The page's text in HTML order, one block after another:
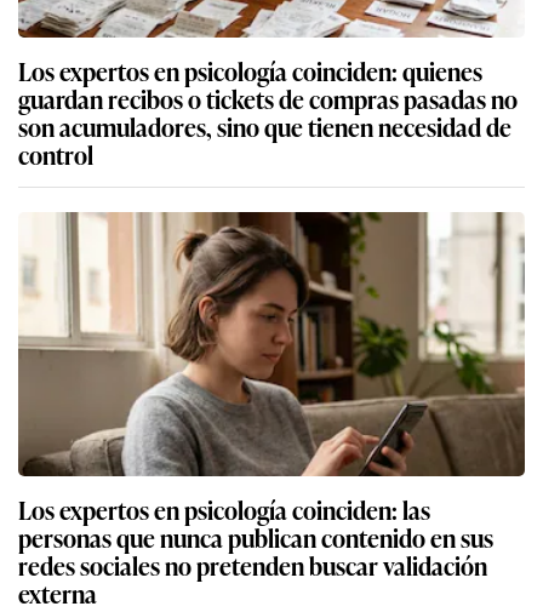
Los expertos en psicología coinciden: quienes
guardan recibos o tickets de compras pasadas no
son acumuladores, sino que tienen necesidad de
control
Los expertos en psicología coinciden: las
personas que nunca publican contenido en sus
redes sociales no pretenden buscar validación
externa